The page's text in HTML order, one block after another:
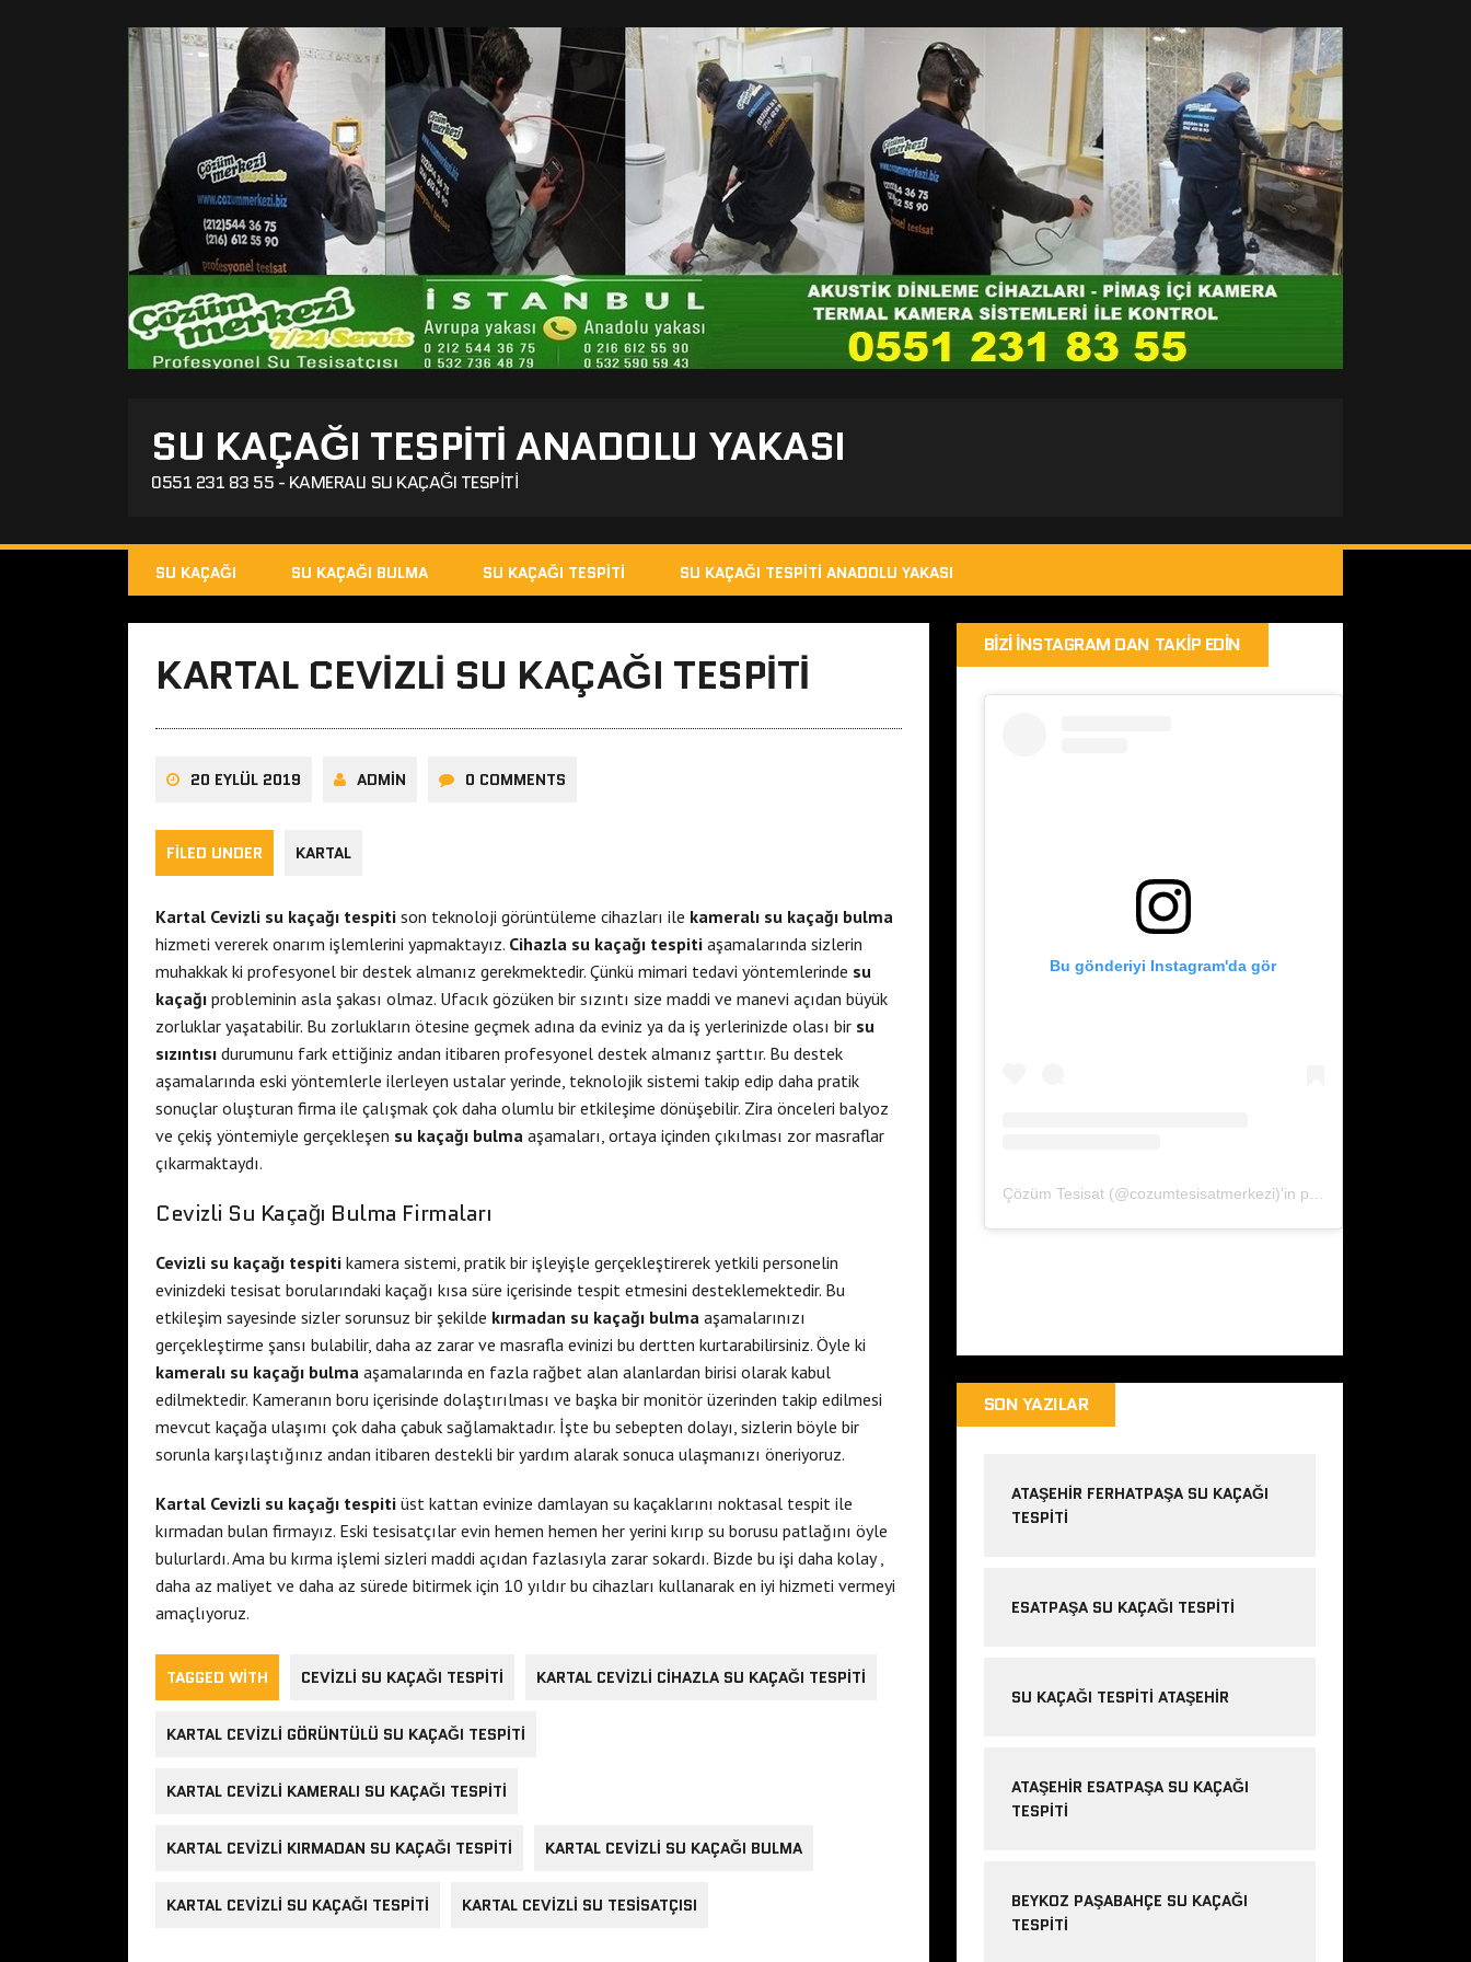
SU KAÇAĞI TESPITI ANADOLU YAKASI
0551 231 83 55 - KAMERALI SU KAÇAĞI TESPITI
SU KAÇAĞI SU KAÇAĞI BULMA SU KAÇAĞI TESPITI SU KAÇAĞI TESPITI ANADOLU YAKASI
KARTAL CEVIZLI SU KAÇAĞI TESPITI
20 EYLÜL 2019 ADMIN 0 COMMENTS
FILED UNDER KARTAL
Kartal Cevizli su kaçağı tespiti son teknoloji görüntüleme cihazları ile kameralı su kaçağı bulma
hizmeti vererek onarım işlemlerini yapmaktayız. Cihazla su kaçağı tespiti aşamalarında sizlerin
muhakkak ki profesyonel bir destek almanız gerekmektedir. Çünkü mimari tedavi yöntemlerinde su
kaçağı probleminin asla şakası olmaz. Ufacık gözüken bir sızıntı size maddi ve manevi açıdan büyük
zorluklar yaşatabilir. Bu zorlukların ötesine geçmek adına da eviniz ya da iş yerlerinizde olası bir su
sızıntısı durumunu fark ettiğiniz andan itibaren profesyonel destek almanız şarttır. Bu destek
aşamalarında eski yöntemlerle ilerleyen ustalar yerinde, teknolojik sistemi takip edip daha pratik
sonuçlar oluşturan firma ile çalışmak çok daha olumlu bir etkileşime dönüşebilir. Zira önceleri balyoz
ve çekiş yöntemiyle gerçekleşen su kaçağı bulma aşamaları, ortaya içinden çıkılması zor masraflar
çıkarmaktaydı.
Cevizli Su Kaçağı Bulma Firmaları
Cevizli su kaçağı tespiti kamera sistemi, pratik bir işleyişle gerçekleştirerek yetkili personelin
evinizdeki tesisat borularındaki kaçağı kısa süre içerisinde tespit etmesini desteklemektedir. Bu
etkileşim sayesinde sizler sorunsuz bir şekilde kırmadan su kaçağı bulma aşamalarınızı
gerçekleştirme şansı bulabilir, daha az zarar ve masrafla evinizi bu dertten kurtarabilirsiniz. Öyle ki
kameralı su kaçağı bulma aşamalarında en fazla rağbet alan alanlardan birisi olarak kabul
edilmektedir. Kameranın boru içerisinde dolaştırılması ve başka bir monitör üzerinden takip edilmesi
mevcut kaçağa ulaşımı çok daha çabuk sağlamaktadır. İşte bu sebepten dolayı, sizlerin böyle bir
sorunla karşılaştığınız andan itibaren destekli bir yardım alarak sonuca ulaşmanızı öneriyoruz.
Kartal Cevizli su kaçağı tespiti üst kattan evinize damlayan su kaçaklarını noktasal tespit ile
kırmadan bulan firmayız. Eski tesisatçılar evin hemen hemen her yerini kırıp su borusu patlağını öyle
bulurlardı. Ama bu kırma işlemi sizleri maddi açıdan fazlasıyla zarar sokardı. Bizde bu işi daha kolay ,
daha az maliyet ve daha az sürede bitirmek için 10 yıldır bu cihazları kullanarak en iyi hizmeti vermeyi
amaçlıyoruz.
TAGGED WITH CEVIZLI SU KAÇAĞI TESPITI KARTAL CEVIZLI CIHAZLA SU KAÇAĞI TESPITI
KARTAL CEVIZLI GÖRÜNTÜLÜ SU KAÇAĞI TESPITI
KARTAL CEVIZLI KAMERALI SU KAÇAĞI TESPITI
KARTAL CEVIZLI KIRMADAN SU KAÇAĞI TESPITI KARTAL CEVIZLI SU KAÇAĞI BULMA
KARTAL CEVIZLI SU KAÇAĞI TESPITI KARTAL CEVIZLI SU TESISATÇISI
BIZI İNSTAGRAM DAN TAKIP EDIN
Bu gönderiyi Instagram'da gör
SON YAZILAR
ATAŞEHIR FERHATPAŞA SU KAÇAĞI
TESPITI
ESATPAŞA SU KAÇAĞI TESPITI
SU KAÇAĞI TESPITI ATAŞEHIR
ATAŞEHIR ESATPAŞA SU KAÇAĞI
TESPITI
BEYKOZ PAŞABAHÇE SU KAÇAĞI
TESPITI